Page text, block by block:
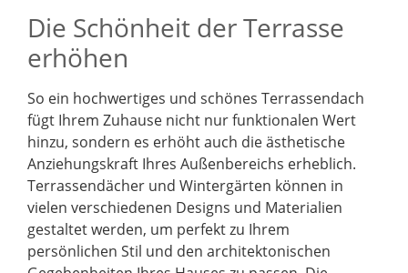
Die Schönheit der Terrasse
erhöhen
So ein hochwertiges und schönes Terrassendach
fügt Ihrem Zuhause nicht nur funktionalen Wert
hinzu, sondern es erhöht auch die ästhetische
Anziehungskraft Ihres Außenbereichs erheblich.
Terrassendächer und Wintergärten können in
vielen verschiedenen Designs und Materialien
gestaltet werden, um perfekt zu Ihrem
persönlichen Stil und den architektonischen